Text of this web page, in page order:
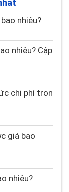
, có thực sự
nhiêu?